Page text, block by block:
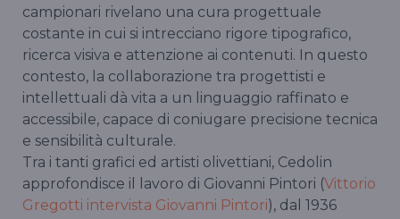
campionari rivelano una cura progettuale
costante in cui si intrecciano rigore tipografico,
ricerca visiva e attenzione ai contenuti. In questo
contesto, la collaborazione tra progettisti e
intellettuali dà vita a un linguaggio raffinato e
accessibile, capace di coniugare precisione tecnica
e sensibilità culturale.
Tra i tanti grafici ed artisti olivettiani, Cedolin
approfondisce il lavoro di Giovanni Pintori (Vittorio
Gregotti intervista Giovanni Pintori), dal 1936